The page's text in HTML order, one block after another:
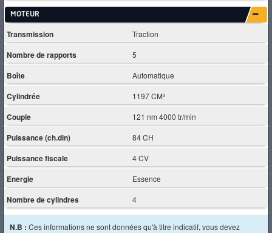
MOTEUR
Transmission Traction
Nombre de rapports 5
Boîte Automatique
Cylindrée 1197 CM³
Couple 121 nm 4000 tr/min
Puissance (ch.din) 84 CH
Puissance fiscale 4 CV
Energie Essence
Nombre de cylindres 4
N.B : Ces informations ne sont données qu'à titre indicatif, vous devez